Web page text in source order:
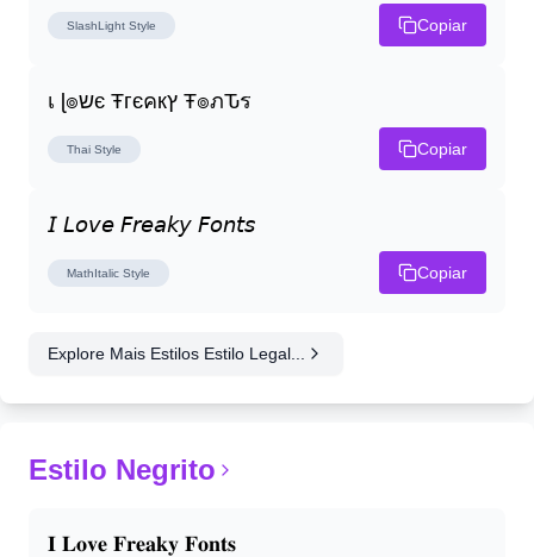
SlashLight Style Copiar
เ ɭ๏שє Ŧгєคкץ Ŧ๏ภԎร
Thai Style Copiar
𝘐 𝘓𝘰𝘷𝘦 𝘍𝘳𝘦𝘢𝘬𝘺 𝘍𝘰𝘯𝘵𝘴
MathItalic Style Copiar
Explore Mais Estilos Estilo Legal...
Estilo Negrito
𝐈 𝐋𝐨𝐯𝐞 𝐅𝐫𝐞𝐚𝐤𝐲 𝐅𝐨𝐧𝐭𝐬